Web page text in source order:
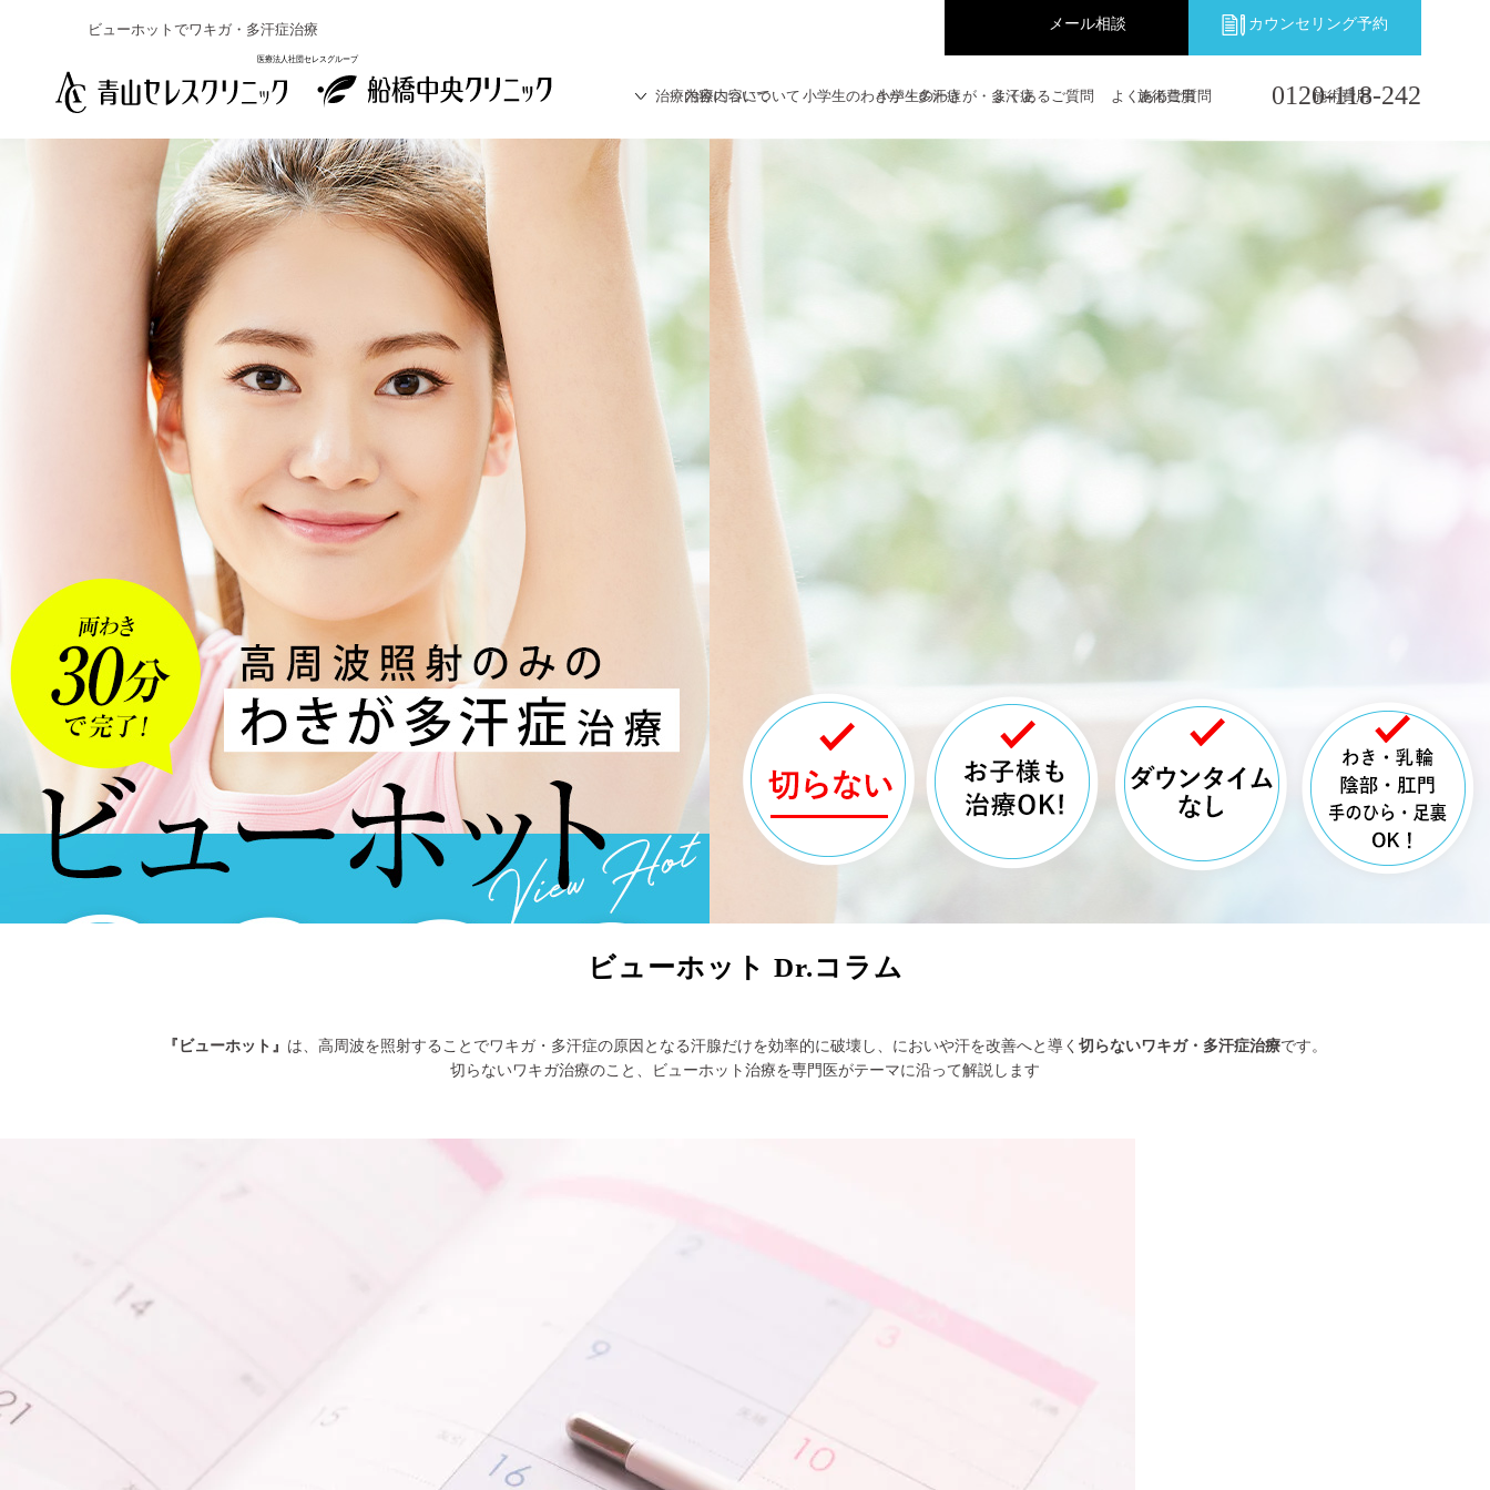
ビューホットでワキガ・多汗症治療 メール相談 カウンセリング予約
治療内容について 小学生のわきが・多汗症 よくあるご質問 施術費用 0120-118-242
メール相談 カウンセリング予約
治療内容について 小学生のわきが・多汗症 よくあるご質問 施術費用
ビューホット Dr.コラム
『ビューホット』 は、高周波を照射することでワキガ・多汗症の原因となる汗腺だけを効率的に破壊し、においや汗を改善へと導く 切らないワキガ・多汗症治療です。
切らないワキガ治療のこと、ビューホット治療を専門医がテーマに沿って解説します